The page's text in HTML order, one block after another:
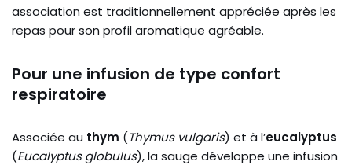
association est traditionnellement appréciée après les
repas pour son profil aromatique agréable.
Pour une infusion de type confort
respiratoire
Associée au thym (Thymus vulgaris) et à l’eucalyptus
(Eucalyptus globulus), la sauge développe une infusion